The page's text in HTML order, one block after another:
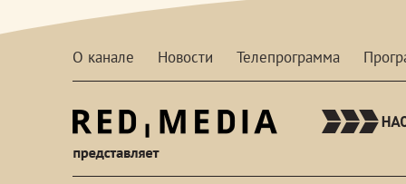
О канале Новости Телепрограмма